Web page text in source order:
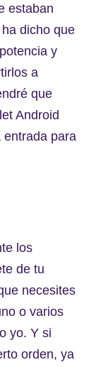
estaban
dicho que
y
a
que
Android
entrada para
los
de tu
necesites
o varios
yo. Y si
orden, ya